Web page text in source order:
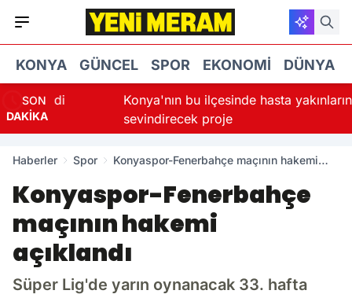
KONYA GÜNCEL SPOR EKONOMI DÜNYA
SON
DAKİKA
indi
Konya'nın bu ilçesinde hasta yakınlarını
sevindirecek proje
Haberler Spor
Konyaspor-Fenerbahçe maçının hakemi
Konyaspor-Fenerbahçe
maçının hakemi
açıklandı
Süper Lig'de yarın oynanacak 33. hafta